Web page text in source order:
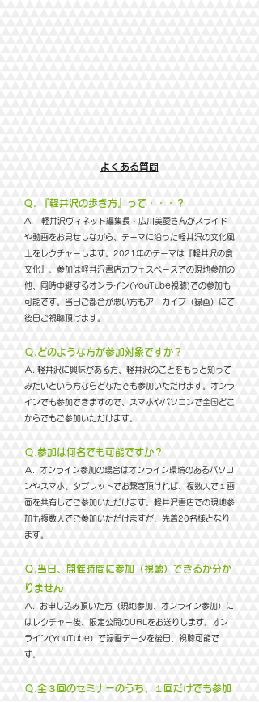
​よくある質問
​Ｑ. 『軽井沢の歩き方』って・・・？
A. 軽井沢ヴィネット編集長・広川美愛さんがスライド
や動画をお見せしながら、テーマに沿った軽井沢の文化風
土をレクチャーします。2021年のテーマは『軽井沢の食
文化』。参加は軽井沢書店カフェスペースでの現地参加の
他、同時中継するオンライン(YouTube視聴)での参加も
可能です。当日ご都合が悪い方もアーカイブ（録画）にて
後日ご視聴頂けます。
​Ｑ.どのような方が参加対象ですか？
​Ａ. 軽井沢に興味がある方、軽井沢のことをもっと知って
みたいという方ならどなたでも参加いただけます。オンラ
インでも参加できますので、スマホやパソコンで全国どこ
からでもご参加いただけます。
​Ｑ.参加は何名でも可能ですか？
​Ａ. オンライン参加の場合はオンライン環境のあるパソコ
ンやスマホ、タブレットでお繋ぎ頂ければ、複数人で１画
面を共有してご参加いただけます。軽井沢書店での現地参
加も複数人でご参加いただけますが、先着20名様となり
ます。
​Ｑ.当日、開催時間に参加（視聴）できるか分か
りません
​Ａ. お申し込み頂いた方（現地参加、オンライン参加）に
はレクチャー後、限定公開のURLをお送りします。オン
ライン(YouTube）で録画データを後日、視聴可能で
す。
​Ｑ.全３回のセミナーのうち、１回だけでも参加